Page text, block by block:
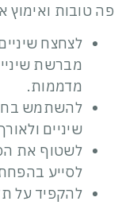
פה טובות ואימוץ
לצחצח
מברשת
מדממות.
להשתמש בחוט
שיניים
לשטוף את
לסייע
להקפיד על